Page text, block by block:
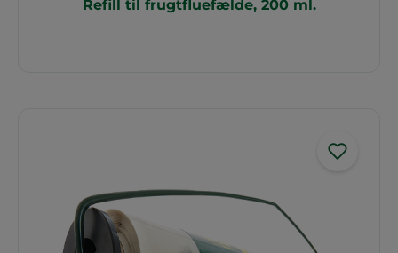
Refill til frugtfluefælde, 200 ml.